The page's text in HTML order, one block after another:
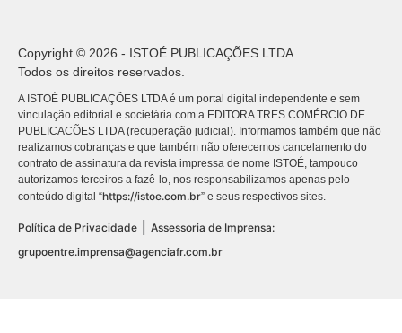
Copyright © 2026 - ISTOÉ PUBLICAÇÕES LTDA
Todos os direitos reservados.
A ISTOÉ PUBLICAÇÕES LTDA é um portal digital independente e sem
vinculação editorial e societária com a EDITORA TRES COMÉRCIO DE
PUBLICACÕES LTDA (recuperação judicial). Informamos também que não
realizamos cobranças e que também não oferecemos cancelamento do
contrato de assinatura da revista impressa de nome ISTOÉ, tampouco
autorizamos terceiros a fazê-lo, nos responsabilizamos apenas pelo
conteúdo digital “https://istoe.com.br” e seus respectivos sites.
Política de Privacidade
Assessoria de Imprensa:
grupoentre.imprensa@agenciafr.com.br